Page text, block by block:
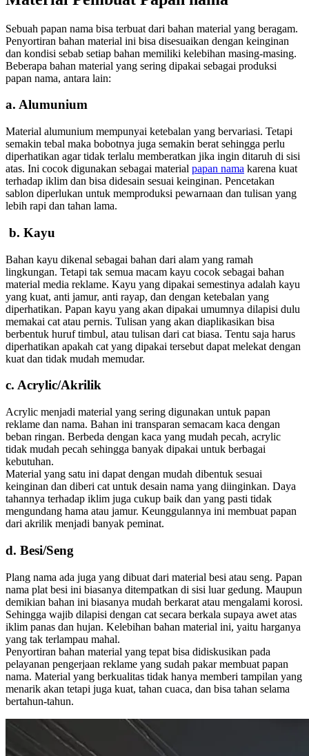
Sebuah papan nama bisa terbuat dari bahan material yang beragam.
Penyortiran bahan material ini bisa disesuaikan dengan keinginan
dan kondisi sebab setiap bahan memiliki kelebihan masing-masing.
Beberapa bahan material yang sering dipakai sebagai produksi
papan nama, antara lain:
a. Alumunium
Material alumunium mempunyai ketebalan yang bervariasi. Tetapi
semakin tebal maka bobotnya juga semakin berat sehingga perlu
diperhatikan agar tidak terlalu memberatkan jika ingin ditaruh di sisi
atas. Ini cocok digunakan sebagai material papan nama karena kuat
terhadap iklim dan bisa didesain sesuai keinginan. Pencetakan
sablon diperlukan untuk memproduksi pewarnaan dan tulisan yang
lebih rapi dan tahan lama.
b. Kayu
Bahan kayu dikenal sebagai bahan dari alam yang ramah
lingkungan. Tetapi tak semua macam kayu cocok sebagai bahan
material media reklame. Kayu yang dipakai semestinya adalah kayu
yang kuat, anti jamur, anti rayap, dan dengan ketebalan yang
diperhatikan. Papan kayu yang akan dipakai umumnya dilapisi dulu
memakai cat atau pernis. Tulisan yang akan diaplikasikan bisa
berbentuk huruf timbul, atau tulisan dari cat biasa. Tentu saja harus
diperhatikan apakah cat yang dipakai tersebut dapat melekat dengan
kuat dan tidak mudah memudar.
c. Acrylic/Akrilik
Acrylic menjadi material yang sering digunakan untuk papan
reklame dan nama. Bahan ini transparan semacam kaca dengan
beban ringan. Berbeda dengan kaca yang mudah pecah, acrylic
tidak mudah pecah sehingga banyak dipakai untuk berbagai
kebutuhan.
Material yang satu ini dapat dengan mudah dibentuk sesuai
keinginan dan diberi cat untuk desain nama yang diinginkan. Daya
tahannya terhadap iklim juga cukup baik dan yang pasti tidak
mengundang hama atau jamur. Keunggulannya ini membuat papan
dari akrilik menjadi banyak peminat.
d. Besi/Seng
Plang nama ada juga yang dibuat dari material besi atau seng. Papan
nama plat besi ini biasanya ditempatkan di sisi luar gedung. Maupun
demikian bahan ini biasanya mudah berkarat atau mengalami korosi.
Sehingga wajib dilapisi dengan cat secara berkala supaya awet atas
iklim panas dan hujan. Kelebihan bahan material ini, yaitu harganya
yang tak terlampau mahal.
Penyortiran bahan material yang tepat bisa didiskusikan pada
pelayanan pengerjaan reklame yang sudah pakar membuat papan
nama. Material yang berkualitas tidak hanya memberi tampilan yang
menarik akan tetapi juga kuat, tahan cuaca, dan bisa tahan selama
bertahun-tahun.